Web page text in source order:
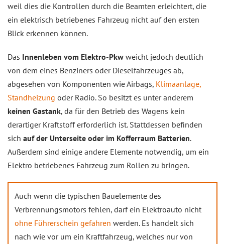
weil dies die Kontrollen durch die Beamten erleichtert, die
ein elektrisch betriebenes Fahrzeug nicht auf den ersten
Blick erkennen können.
Das Innenleben vom Elektro-Pkw weicht jedoch deutlich
von dem eines Benziners oder Dieselfahrzeuges ab,
abgesehen von Komponenten wie Airbags, Klimaanlage,
Standheizung oder Radio. So besitzt es unter anderem
keinen Gastank, da für den Betrieb des Wagens kein
derartiger Kraftstoff erforderlich ist. Stattdessen befinden
sich auf der Unterseite oder im Kofferraum Batterien.
Außerdem sind einige andere Elemente notwendig, um ein
Elektro betriebenes Fahrzeug zum Rollen zu bringen.
Auch wenn die typischen Bauelemente des
Verbrennungsmotors fehlen, darf ein Elektroauto nicht
ohne Führerschein gefahren werden. Es handelt sich
nach wie vor um ein Kraftfahrzeug, welches nur von